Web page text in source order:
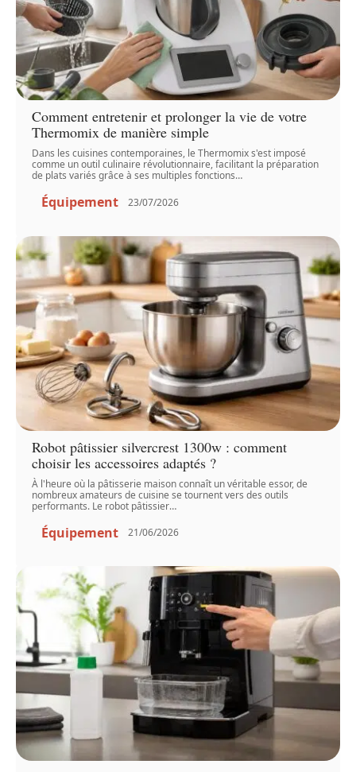
Comment entretenir et prolonger la vie de votre
Thermomix de manière simple
Dans les cuisines contemporaines, le Thermomix s'est imposé
comme un outil culinaire révolutionnaire, facilitant la préparation
de plats variés grâce à ses multiples fonctions…
Équipement 23/07/2026
Robot pâtissier silvercrest 1300w : comment
choisir les accessoires adaptés ?
À l'heure où la pâtisserie maison connaît un véritable essor, de
nombreux amateurs de cuisine se tournent vers des outils
performants. Le robot pâtissier…
Équipement 21/06/2026